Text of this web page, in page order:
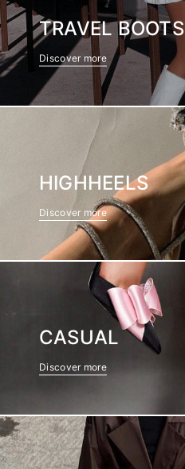
TRAVEL BOOTS
Discover more
HIGHHEELS
Discover more
CASUAL
Discover more